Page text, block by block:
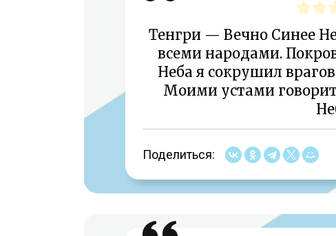
Тенгри — Вечно Синее
всеми народами.
Неба я сокрушил
Моими устами
Поделиться: